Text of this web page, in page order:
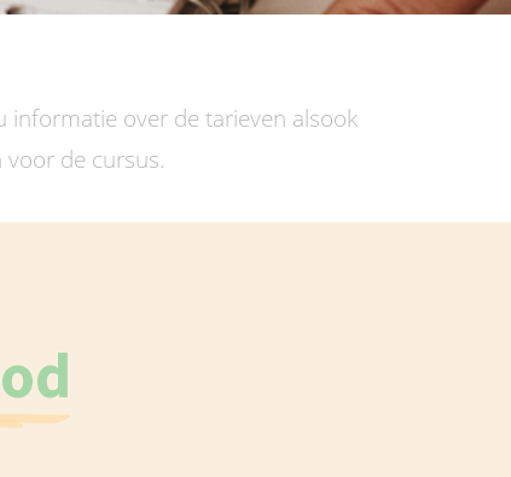
informatie over de tarieven alsook
de cursus.